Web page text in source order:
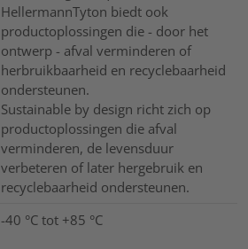
HellermannTyton biedt ook
productoplossingen die - door het
ontwerp - afval verminderen of
herbruikbaarheid en recyclebaarheid
ondersteunen.
Sustainable by design richt zich op
productoplossingen die afval
verminderen, de levensduur
verbeteren of later hergebruik en
recyclebaarheid ondersteunen.
-40 °C tot +85 °C